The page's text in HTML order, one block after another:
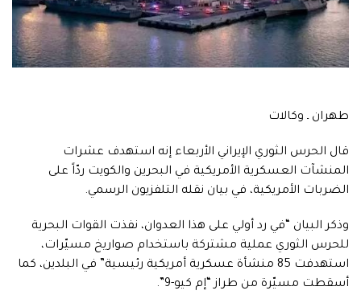
طهران ـ وكالات
قال الحرس الثوري الإيراني الأربعاء إنه استهدف عشرات
المنشآت العسكرية الأمريكية في البحرين والكويت ردّاً على
الضربات الأمريكية، في بيان نقله التلفزيون الرسمي.
وذكر البيان “في رد أولي على هذا العدوان، نفذت القوات البحرية
للحرس الثوري عملية مشتركة باستخدام صواريخ مسيّرات،
استهدفت 85 منشأة عسكرية أمريكية رئيسية” في البلدين، كما
أسقطت مسيّرة من طراز “إم كيو-9”.